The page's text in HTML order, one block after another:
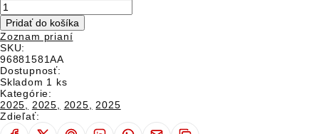
SERVICE
APLIKÁCIE
WORLD DUCATI WEEK
SPOLOČENSKÁ ZODPOVEDNOSŤ FIRIEM
Pridať do košíka
Zoznam prianí
SKU:
96881581AA
Dostupnosť:
Skladom 1 ks
Kategórie:
2025,
2025, 2025,
2025
Zdieľať: